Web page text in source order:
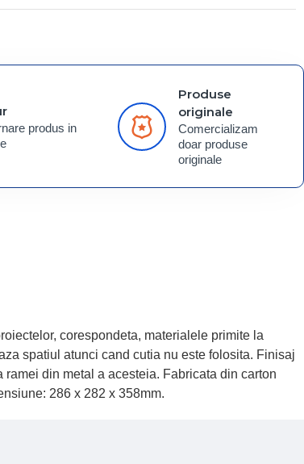
produs in
Produse
originale
Comercializam
doar produse
originale
corespondeta, materialele primite la
spatiul atunci cand cutia nu este folosita. Finisaj
din metal a acesteia. Fabricata din carton
286 x 282 x 358mm.